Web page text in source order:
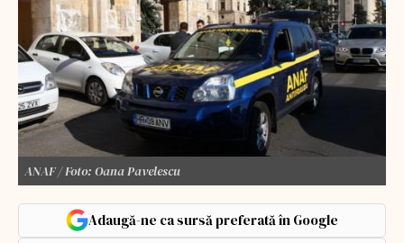
ANAF / Foto: Oana Pavelescu
Adaugă-ne ca sursă preferată în Google